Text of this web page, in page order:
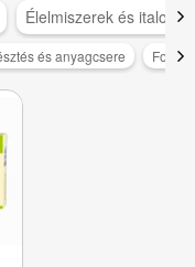
Élelmiszerek és italok
és anyagcsere